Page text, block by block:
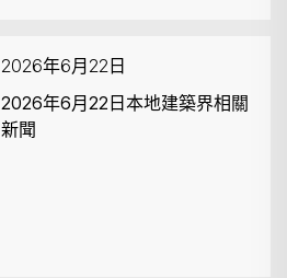
2026年6月22日
2026年6月22日本地建築界相關
新聞